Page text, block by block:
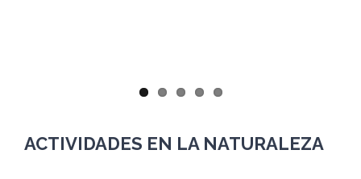
ACTIVIDADES EN LA NATURALEZA